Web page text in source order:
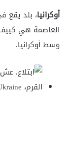
أوكرانيا، بلد يقع
العاصمة هي
وسط أوكرانيا.